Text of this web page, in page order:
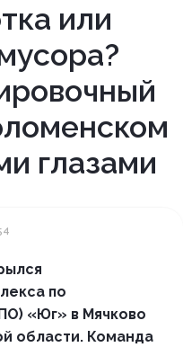
или
глазами
по
«Юг» в Мячково
области. Команда